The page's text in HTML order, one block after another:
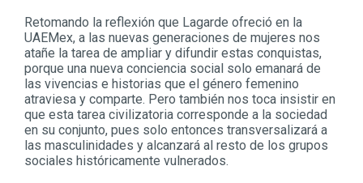
Retomando la reflexión que Lagarde ofreció en la
UAEMex, a las nuevas generaciones de mujeres nos
atañe la tarea de ampliar y difundir estas conquistas,
porque una nueva conciencia social solo emanará de
las vivencias e historias que el género femenino
atraviesa y comparte. Pero también nos toca insistir en
que esta tarea civilizatoria corresponde a la sociedad
en su conjunto, pues solo entonces transversalizará a
las masculinidades y alcanzará al resto de los grupos
sociales históricamente vulnerados.